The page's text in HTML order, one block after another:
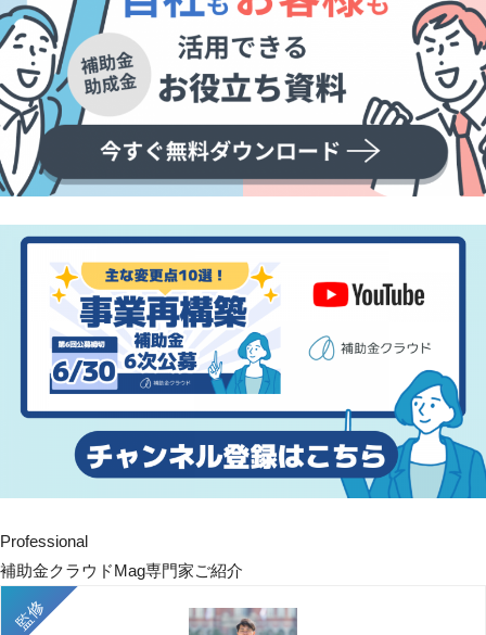
Professional
補助金クラウドMag専門家ご紹介